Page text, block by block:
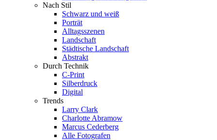
Nach Stil
Schwarz und weiß
Porträt
Alltagsszenen
Landschaft
Städtische Landschaft
Abstrakt
Durch Technik
C-Print
Silberdruck
Digital
Trends
Larry Clark
Charlotte Abramow
Marcus Cederberg
Alle Fotografen